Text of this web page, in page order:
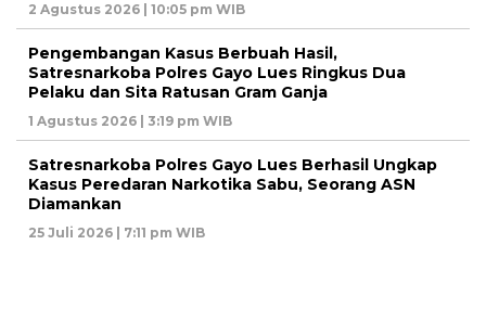
2 Agustus 2026 | 10:05 pm WIB
Pengembangan Kasus Berbuah Hasil,
Satresnarkoba Polres Gayo Lues Ringkus Dua
Pelaku dan Sita Ratusan Gram Ganja
1 Agustus 2026 | 3:19 pm WIB
Satresnarkoba Polres Gayo Lues Berhasil Ungkap
Kasus Peredaran Narkotika Sabu, Seorang ASN
Diamankan
25 Juli 2026 | 7:11 pm WIB